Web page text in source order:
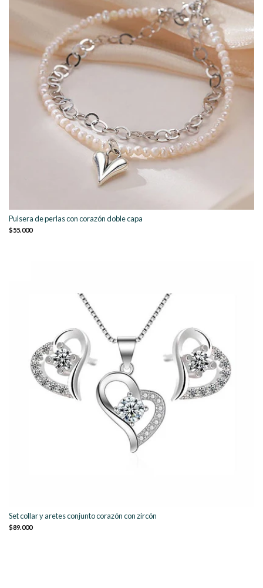
Pulsera de perlas con corazón doble capa
$55.000
Set collar y aretes conjunto corazón con zircón
$89.000